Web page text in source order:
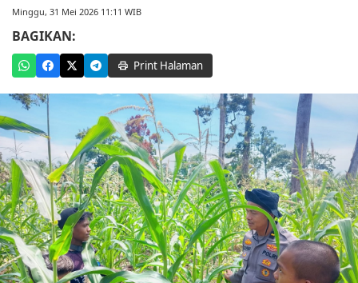
Minggu, 31 Mei 2026 11:11 WIB
BAGIKAN:
Print Halaman